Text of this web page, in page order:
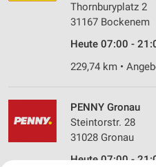
Thornburyplatz 2
31167 Bockenem
Heute 07:00 -
229,74 km •
PENNY Gronau
Steintorstr. 28
31028 Gronau
Heute 07:00 -